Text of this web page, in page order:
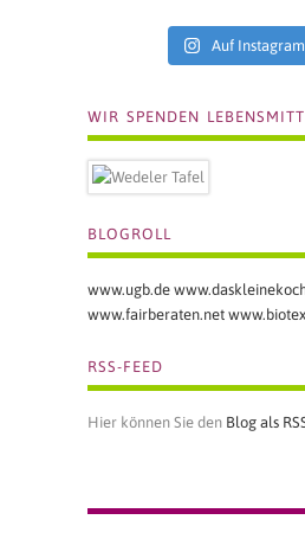
Auf
WIR SPENDEN
BLOGROLL
www.ugb.de
www.fairberaten.net
RSS-FEED
Hier können Sie den Blog als